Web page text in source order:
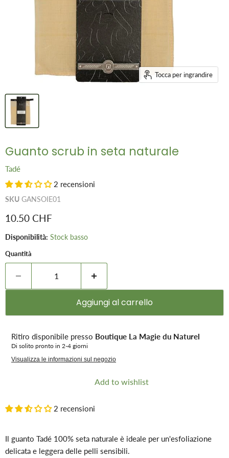
Tocca per ingrandire
Guanto scrub in seta naturale
Tadé
2 recensioni
SKU GANSOIE01
Prezzo attuale
10.50 CHF
Disponibilità: Stock basso
Quantità
Aggiungi al carrello
Ritiro disponibile presso Boutique La Magie du Naturel
Di solito pronto in 2-4 giorni
Visualizza le informazioni sul negozio
Add to wishlist
2 recensioni
Il guanto Tadé 100% seta naturale è ideale per un'esfoliazione
delicata e leggera delle pelli sensibili.